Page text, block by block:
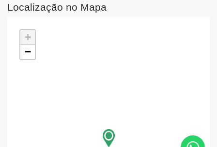
Localização no Mapa
+
−